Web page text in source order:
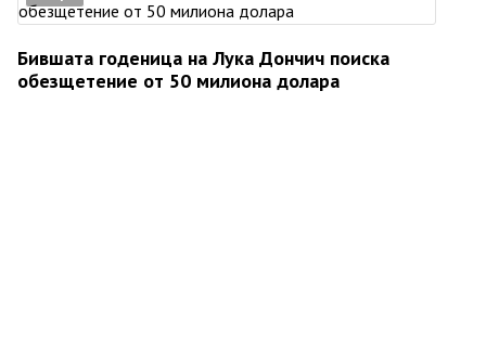
Бившата годеница на Лука Дончич поиска
обезщетение от 50 милиона долара